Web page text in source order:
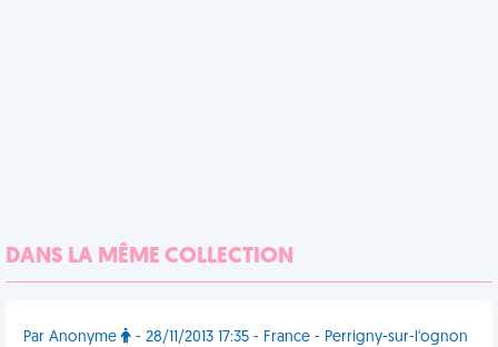
DANS LA MÊME COLLECTION
Par Anonyme - 28/11/2013 17:35 - France - Perrigny-sur-l'ognon